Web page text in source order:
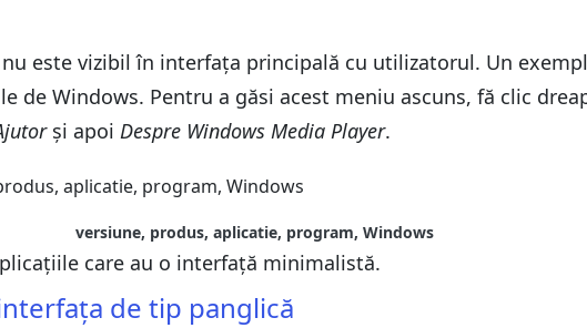
este vizibil în interfața principală cu utilizatorul. Un
de Windows. Pentru a găsi acest meniu ascuns, fă clic
și apoi Despre Windows Media Player.
versiune, produs, aplicatie, program, Windows
care au o interfață minimalistă.
de tip panglică